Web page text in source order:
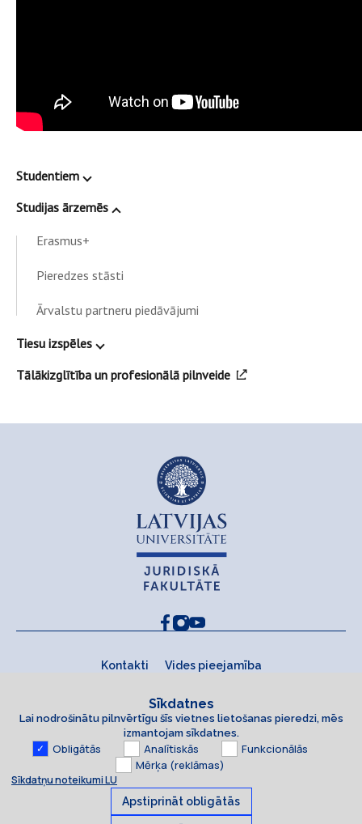
Studentiem
Studijas ārzemēs
Erasmus+
Pieredzes stāsti
Ārvalstu partneru piedāvājumi
Tiesu izspēles
Tālākizglītība un profesionālā pilnveide
Kontakti Vides pieejamība
Sīkdatnes
Lai nodrošinātu pilnvērtīgu šīs vietnes lietošanas pieredzi, mēs
izmantojam sīkdatnes.
Obligātās Analītiskās
Funkcionālās
Mērķa (reklāmas)
Sīkdatņu noteikumi LU
Apstiprināt obligātās